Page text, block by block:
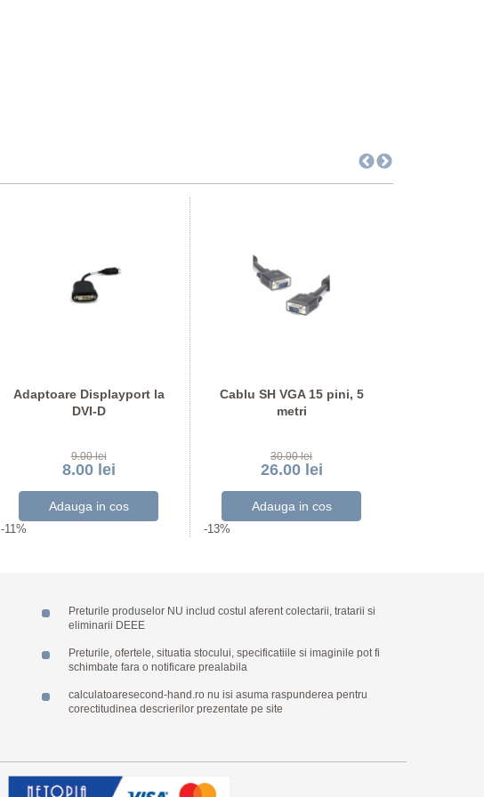
Adaptoare Displayport la
DVI-D
9.00 lei
8.00 lei
-11%
Cablu SH VGA 15 pini, 5
metri
30.00 lei
26.00 lei
-13%
Preturile produselor NU includ costul aferent colectarii, tratarii si
eliminarii DEEE
Preturile, ofertele, situatia stocului, specificatiile si imaginile pot fi
schimbate fara o notificare prealabila
calculatoaresecond-hand.ro nu isi asuma raspunderea pentru
corectitudinea descrierilor prezentate pe site